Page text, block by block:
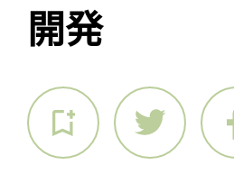
開発